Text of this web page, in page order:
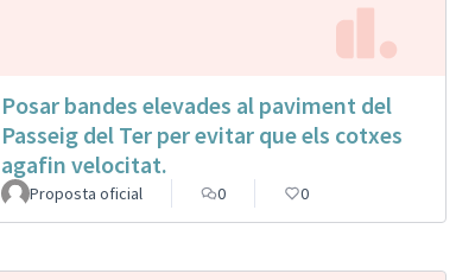
Posar bandes elevades al paviment del
Passeig del Ter per evitar que els cotxes
agafin velocitat.
Proposta oficial 0 0